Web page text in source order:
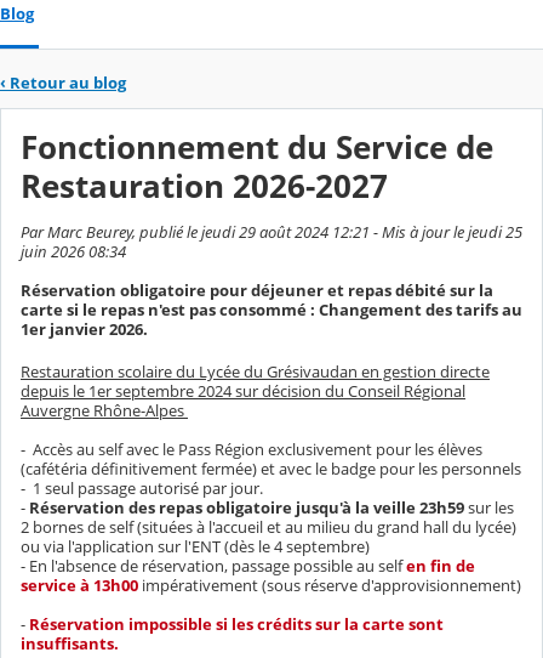
Blog
‹ Retour au blog
Fonctionnement du Service de
Restauration 2026-2027
Par Marc Beurey, publié le jeudi 29 août 2024 12:21 - Mis à jour le jeudi 25
juin 2026 08:34
Réservation obligatoire pour déjeuner et repas débité sur la
carte si le repas n'est pas consommé : Changement des tarifs au
1er janvier 2026.
Restauration scolaire du Lycée du Grésivaudan en gestion directe
depuis le 1er septembre 2024 sur décision du Conseil Régional
Auvergne Rhône-Alpes
- Accès au self avec le Pass Région exclusivement pour les élèves
(cafétéria définitivement fermée) et avec le badge pour les personnels
- 1 seul passage autorisé par jour.
- Réservation des repas obligatoire jusqu'à la veille 23h59sur les
2 bornes de self (situées à l'accueil et au milieu du grand hall du lycée)
ou via l'application sur l'ENT (dès le 4 septembre)
- En l'absence de réservation, passage possible au selfen fin de
service à 13h00 impérativement (sous réserve d'approvisionnement)
- Réservation impossible si les crédits sur la carte sont
insuffisants.